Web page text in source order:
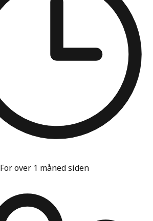
For over 1 måned siden